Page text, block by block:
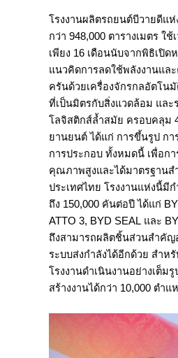
โรงงานผลิตรถยนต์บีวายดีแ
กว่า 948,000 ตารางเมตร ใช้
เพียง 16 เดือนนับจากพิธิเปิ
แนวคิดการลดใช้พลังงานแล
ครันด้วยเครื่องจักรกลอัตโน
ที่เป็นมิตรกับสิ่งแวดล้อม และ
โลจิสติกส์ล้ำสมัย ครอบคลุม
ยานยนต์ ได้แก่ การขึ้นรูป กา
การประกอบ ทั้งหมดนี้ เพื่อก
คุณภาพสูงและได้มาตรฐานส
ประเทศไทย โรงงานแห่งนี้มี
ถึง 150,000 คันต่อปี ได้แก่
ATTO 3, BYD SEAL และ
ถึงสามารถผลิตชิ้นส่วนสำคัญ
ระบบส่งกำลังได้อีกด้วย สำห
โรงงานดำเนินงานอย่างเต็ม
สร้างงานได้กว่า 10,000 ตำแ